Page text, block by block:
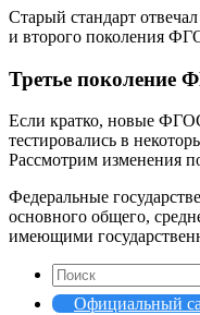
Старый стандарт
и второго поколения
Третье поколение
Если кратко, новые
тестировались в
Рассмотрим изменения
Федеральные
основного общего,
имеющими
Официальный